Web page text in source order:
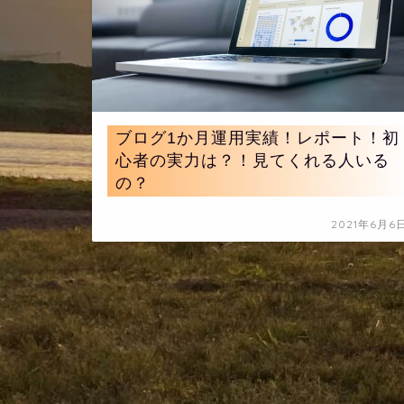
ブログ1か月運用実績！レポート！初
心者の実力は？！見てくれる人いる
の？
2021年6月6